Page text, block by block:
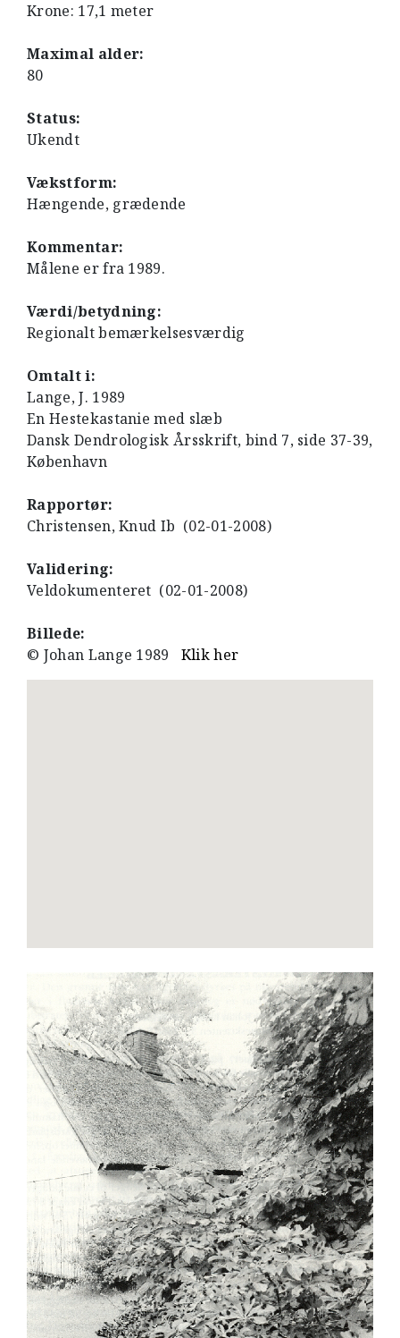
Krone: 17,1 meter
Maximal alder:
80
Status:
Ukendt
Vækstform:
Hængende, grædende
Kommentar:
Målene er fra 1989.
Værdi/betydning:
Regionalt bemærkelsesværdig
Omtalt i:
Lange, J. 1989
En Hestekastanie med slæb
Dansk Dendrologisk Årsskrift, bind 7, side 37-39,
København
Rapportør:
Christensen, Knud Ib (02-01-2008)
Validering:
Veldokumenteret (02-01-2008)
Billede:
© Johan Lange 1989 Klik her